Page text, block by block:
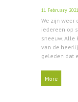
11 February 2021
We zijn weer
iedereen op
sneeuw. Alle
van de
geleden dat
More